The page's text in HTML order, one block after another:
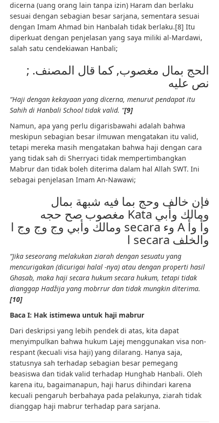
dicerna (uang orang lain tanpa izin) Haram dan berlaku
sesuai dengan sebagian besar sarjana, sementara sesuai
dengan Imam Ahmad bin Hanbalah tidak berlaku.[8] Itu
diperkuat dengan penjelasan yang saya miliki al-Mardawi,
salah satu cendekiawan Hanbali;
الحج بمال مغصوب, كما قال المصنف. ;
نص عليه
“Haji dengan kekayaan yang dicerna, menurut pendapat itu
Sahih di Hanbali School tidak valid. “[9]
Namun, apa yang perlu digarisbawahi adalah bahwa
meskipun sebagian besar ilmuwan mengatakan itu valid,
tetapi mereka masih mengatakan bahwa haji dengan cara
yang tidak sah di Sherryaci tidak mempertimbangkan
Mabrur dan tidak boleh diterima dalam hal Allah SWT. Ini
sebagai penjelasan Imam An-Nawawi;
فإن خالف وحج بما فيه شبهة بمال
مغصوب صح حجه Kata ومالك وأبي
ومالك وأبي وج وج وج ا secara وء A وأ وأ
ا secara والخلف
“Jika seseorang melakukan ziarah dengan sesuatu yang
mencurigakan (dicurigai halal -nya) atau dengan properti hasil
Ghasab, maka haji secara hukum secara hukum, tetapi tidak
dianggap Hadžija yang mobrrur dan tidak mungkin diterima.
[10]
Baca I: Hak istimewa untuk haji mabrur
Dari deskripsi yang lebih pendek di atas, kita dapat
menyimpulkan bahwa hukum Lajej menggunakan visa non-
respant (kecuali visa haji) yang dilarang. Hanya saja,
statusnya sah terhadap sebagian besar pemegang
beasiswa dan tidak valid terhadap Hunghab Hanbali. Oleh
karena itu, bagaimanapun, haji harus dihindari karena
kecuali pengaruh berbahaya pada pelakunya, ziarah tidak
dianggap haji mabrur terhadap para sarjana.